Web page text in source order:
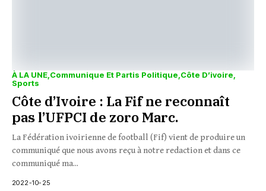
À LA UNE Communique Et Partis Politique Côte D’ivoire
Sports
Côte d’Ivoire : La Fif ne reconnaît
pas l’UFPCI de zoro Marc.
La Fédération ivoirienne de football (Fif) vient de produire un
communiqué que nous avons reçu à notre redaction et dans ce
communiqué ma...
2022-10-25